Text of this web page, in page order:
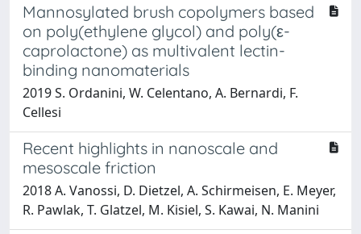
Mannosylated brush copolymers based
on poly(ethylene glycol) and poly(ε-
caprolactone) as multivalent lectin-
binding nanomaterials
2019 S. Ordanini, W. Celentano, A. Bernardi, F.
Cellesi
Recent highlights in nanoscale and
mesoscale friction
2018 A. Vanossi, D. Dietzel, A. Schirmeisen, E. Meyer,
R. Pawlak, T. Glatzel, M. Kisiel, S. Kawai, N. Manini